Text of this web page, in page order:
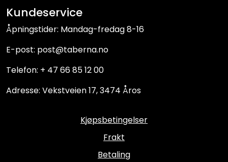
Kundeservice
Åpningstider: Mandag-fredag 8-16
E-post: post@taberna.no
Telefon: + 47 66 85 12 00
Adresse: Vekstveien 17, 3474 Åros
Kjøpsbetingelser
Frakt
Betaling